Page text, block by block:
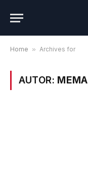
Home » Archives for
AUTOR: MEMA